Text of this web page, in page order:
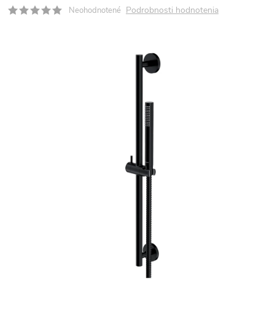
Neohodnotené Podrobnosti hodnotenia